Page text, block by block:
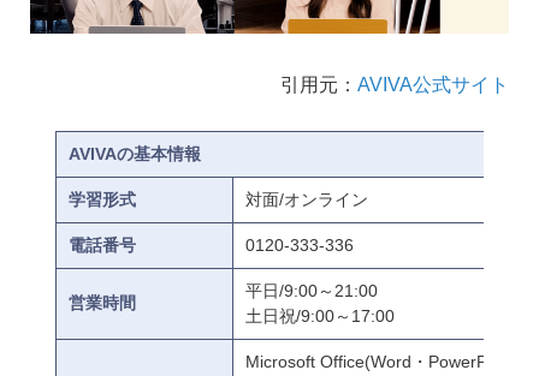
引用元： AVIVA公式サイト
AVIVAの基本情報
学習形式 対面/オンライン
電話番号 0120-333-336
営業時間
平日/9:00～21:00
土日祝/9:00～17:00
Microsoft Office(Word・PowerPointな